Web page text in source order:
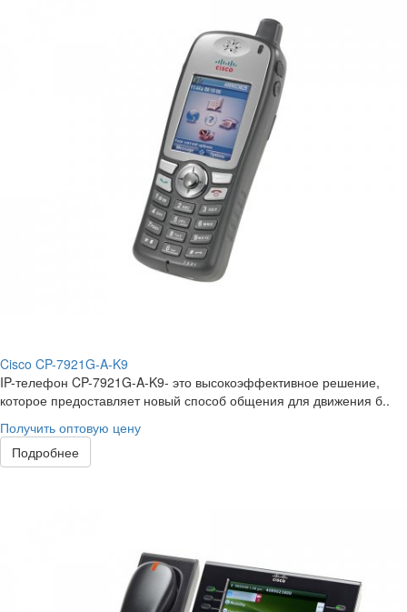
Cisco CP-7921G-A-K9
IP-телефон CP-7921G-A-K9- это высокоэффективное решение,
которое предоставляет новый способ общения для движения б..
Получить оптовую цену
Подробнее